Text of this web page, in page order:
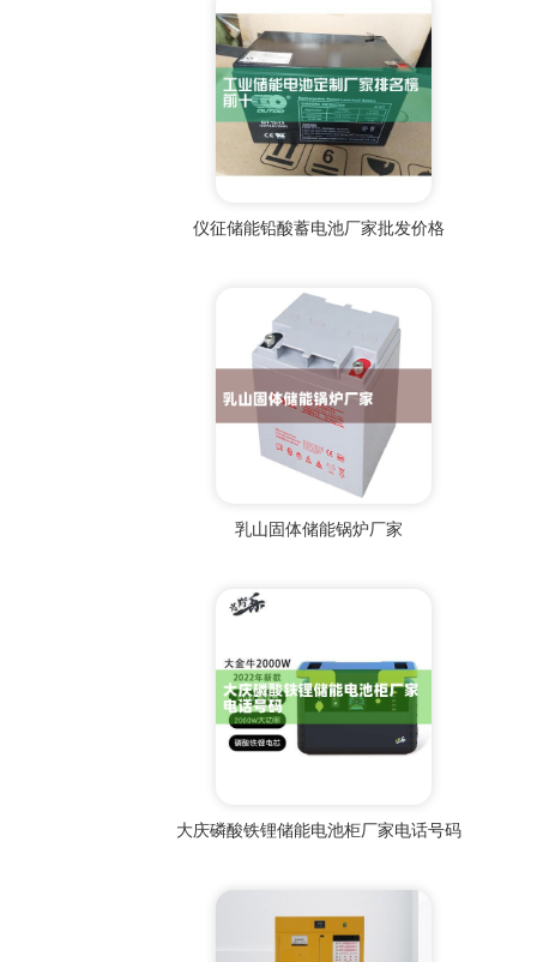
仪征储能铅酸蓄电池厂家批发价格
乳山固体储能锅炉厂家
大庆磷酸铁锂储能电池柜厂家电话号码